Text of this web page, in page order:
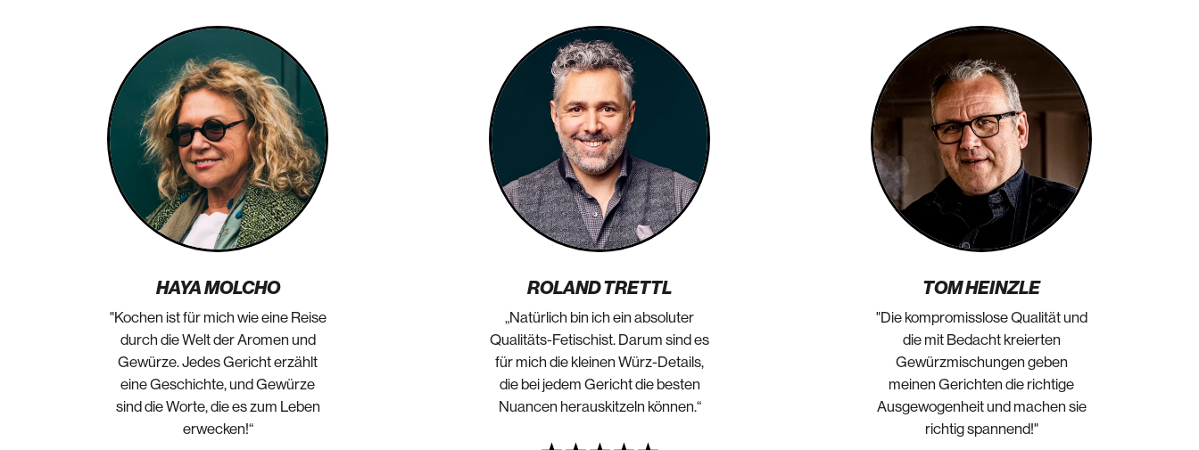
HAYA MOLCHO
"Kochen ist für mich wie eine Reise
durch die Welt der Aromen und
Gewürze. Jedes Gericht erzählt
eine Geschichte, und Gewürze
sind die Worte, die es zum Leben
erwecken!“
ROLAND TRETTL
„Natürlich bin ich ein absoluter
Qualitäts-Fetischist. Darum sind es
für mich die kleinen Würz-Details,
die bei jedem Gericht die besten
Nuancen herauskitzeln können.“
TOM HEINZLE
"Die kompromisslose Qualität und
die mit Bedacht kreierten
Gewürzmischungen geben
meinen Gerichten die richtige
Ausgewogenheit und machen sie
richtig spannend!"